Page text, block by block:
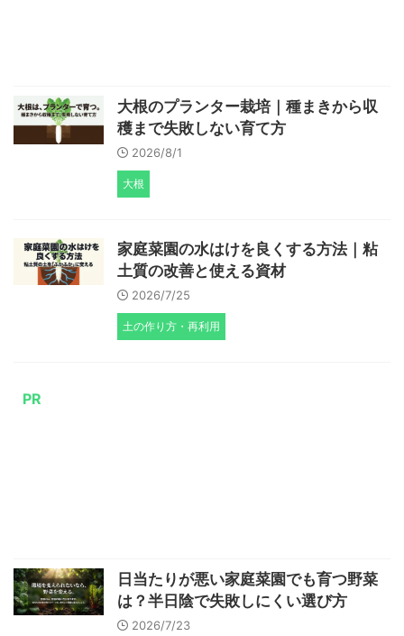
大根のプランター栽培｜種まきから収
穫まで失敗しない育て方
2026/8/1
大根
家庭菜園の水はけを良くする方法｜粘
土質の改善と使える資材
2026/7/25
土の作り方・再利用
PR
日当たりが悪い家庭菜園でも育つ野菜
は？半日陰で失敗しにくい選び方
2026/7/23